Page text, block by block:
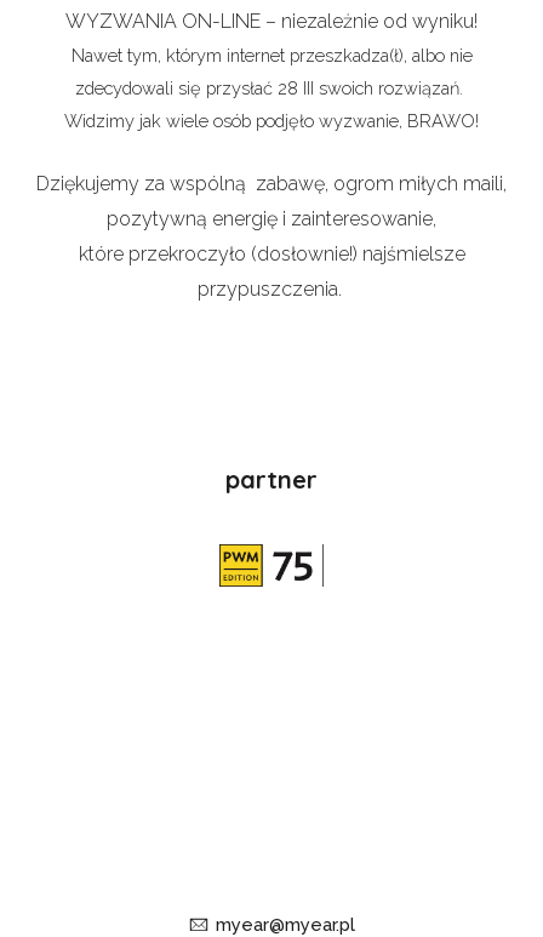
WYZWANIA ON-LINE – niezależnie od wyniku!
Nawet tym, którym internet przeszkadza(ł), albo nie
zdecydowali się przysłać 28 III swoich rozwiązań.
Widzimy jak wiele osób podjęło wyzwanie, BRAWO!
Dziękujemy za wspólną zabawę, ogrom miłych maili,
pozytywną energię i zainteresowanie,
które przekroczyło (dosłownie!) najśmielsze
przypuszczenia.
partner
myear@myear.pl